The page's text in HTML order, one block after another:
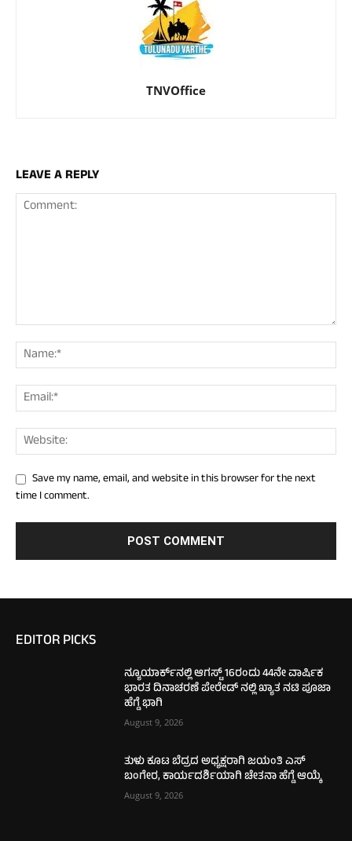
TNVOffice
LEAVE A REPLY
Save my name, email, and website in this browser for the next
time I comment.
EDITOR PICKS
ನ್ಯೂಯಾರ್ಕ್‌ನಲ್ಲಿ ಆಗಸ್ಟ್ 16ರಂದು 44ನೇ ವಾರ್ಷಿಕ
ಭಾರತ ದಿನಾಚರಣೆ ಪೇರೇಡ್ ನಲ್ಲಿ ಖ್ಯಾತ ನಟಿ ಪೂಜಾ
ಹೆಗ್ಡೆ ಭಾಗಿ
August 9, 2026
ತುಳು ಕೂಟ ಬೆದ್ರದ ಅಧ್ಯಕ್ಷರಾಗಿ ಜಯಂತಿ ಎಸ್
ಬಂಗೇರ, ಕಾರ್ಯದರ್ಶಿಯಾಗಿ ಚೇತನಾ ಹೆಗ್ಡೆ ಆಯ್ಕೆ
August 9, 2026